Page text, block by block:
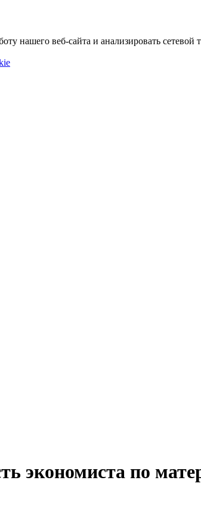
нашего веб-сайта и анализировать сетевой
экономиста по